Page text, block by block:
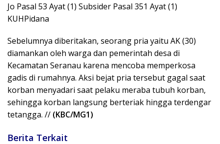
Jo Pasal 53 Ayat (1) Subsider Pasal 351 Ayat (1)
KUHPidana
Sebelumnya diberitakan, seorang pria yaitu AK (30)
diamankan oleh warga dan pemerintah desa di
Kecamatan Seranau karena mencoba memperkosa
gadis di rumahnya. Aksi bejat pria tersebut gagal saat
korban menyadari saat pelaku meraba tubuh korban,
sehingga korban langsung berteriak hingga terdengar
tetangga. // (KBC/MG1)
Berita Terkait